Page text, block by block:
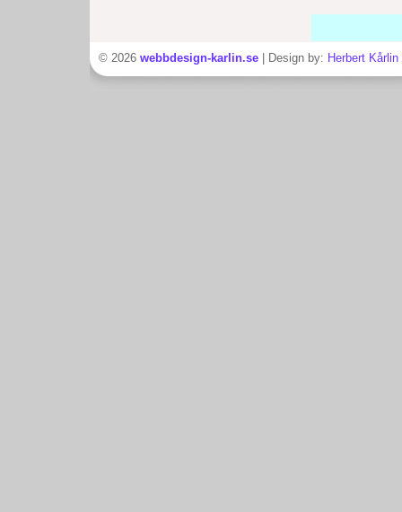
© 2026 webbdesign-karlin.se | Design by: Herbert Kårlin